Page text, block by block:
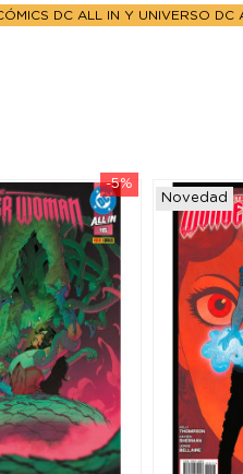
DC ALL IN Y UNIVERSO DC
-5%
Novedad